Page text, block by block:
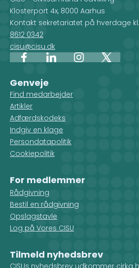
Klosterport 4x, 8000 Aarhus
Kontakt sekretariatet på hverdage kl.
8612 0342
cisu@cisu.dk
FacebookLinkedInInstagram
X
Genveje
Find medarbejder
Artikler
Adfærdskodeks
Indgiv en klage
Persondatapolitik
Cookiepolitik
For medlemmer
Rådgivning
Bestil en rådgivning
Opslagstavle
Log på Vores CISU
Tilmeld nyhedsbrev
CISUs nyhedsbrev udkommer cirka